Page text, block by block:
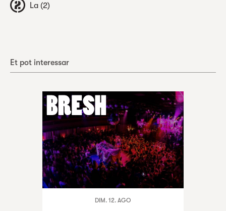
La (2)
Et pot interessar
DIM. 12. AGO